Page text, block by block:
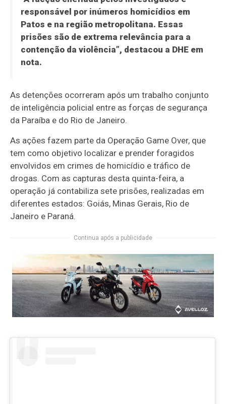
responsável por inúmeros homicídios em
Patos e na região metropolitana. Essas
prisões são de extrema relevância para a
contenção da violência”, destacou a DHE em
nota.
As detenções ocorreram após um trabalho conjunto
de inteligência policial entre as forças de segurança
da Paraíba e do Rio de Janeiro.
As ações fazem parte da Operação Game Over, que
tem como objetivo localizar e prender foragidos
envolvidos em crimes de homicídio e tráfico de
drogas. Com as capturas desta quinta-feira, a
operação já contabiliza sete prisões, realizadas em
diferentes estados: Goiás, Minas Gerais, Rio de
Janeiro e Paraná.
Continua após a publicidade